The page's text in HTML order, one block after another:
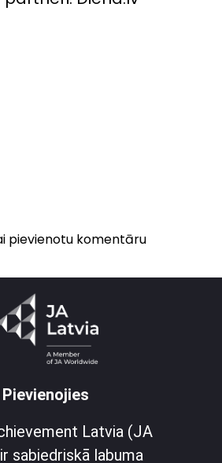
pievienotu komentāru
Pievienojies
Latvia (JA
sabiedriskā labuma